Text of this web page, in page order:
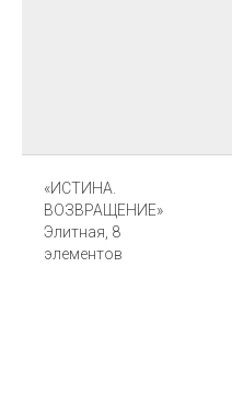
«ИСТИНА.
ВОЗВРАЩЕНИЕ»
Элитная, 8
элементов